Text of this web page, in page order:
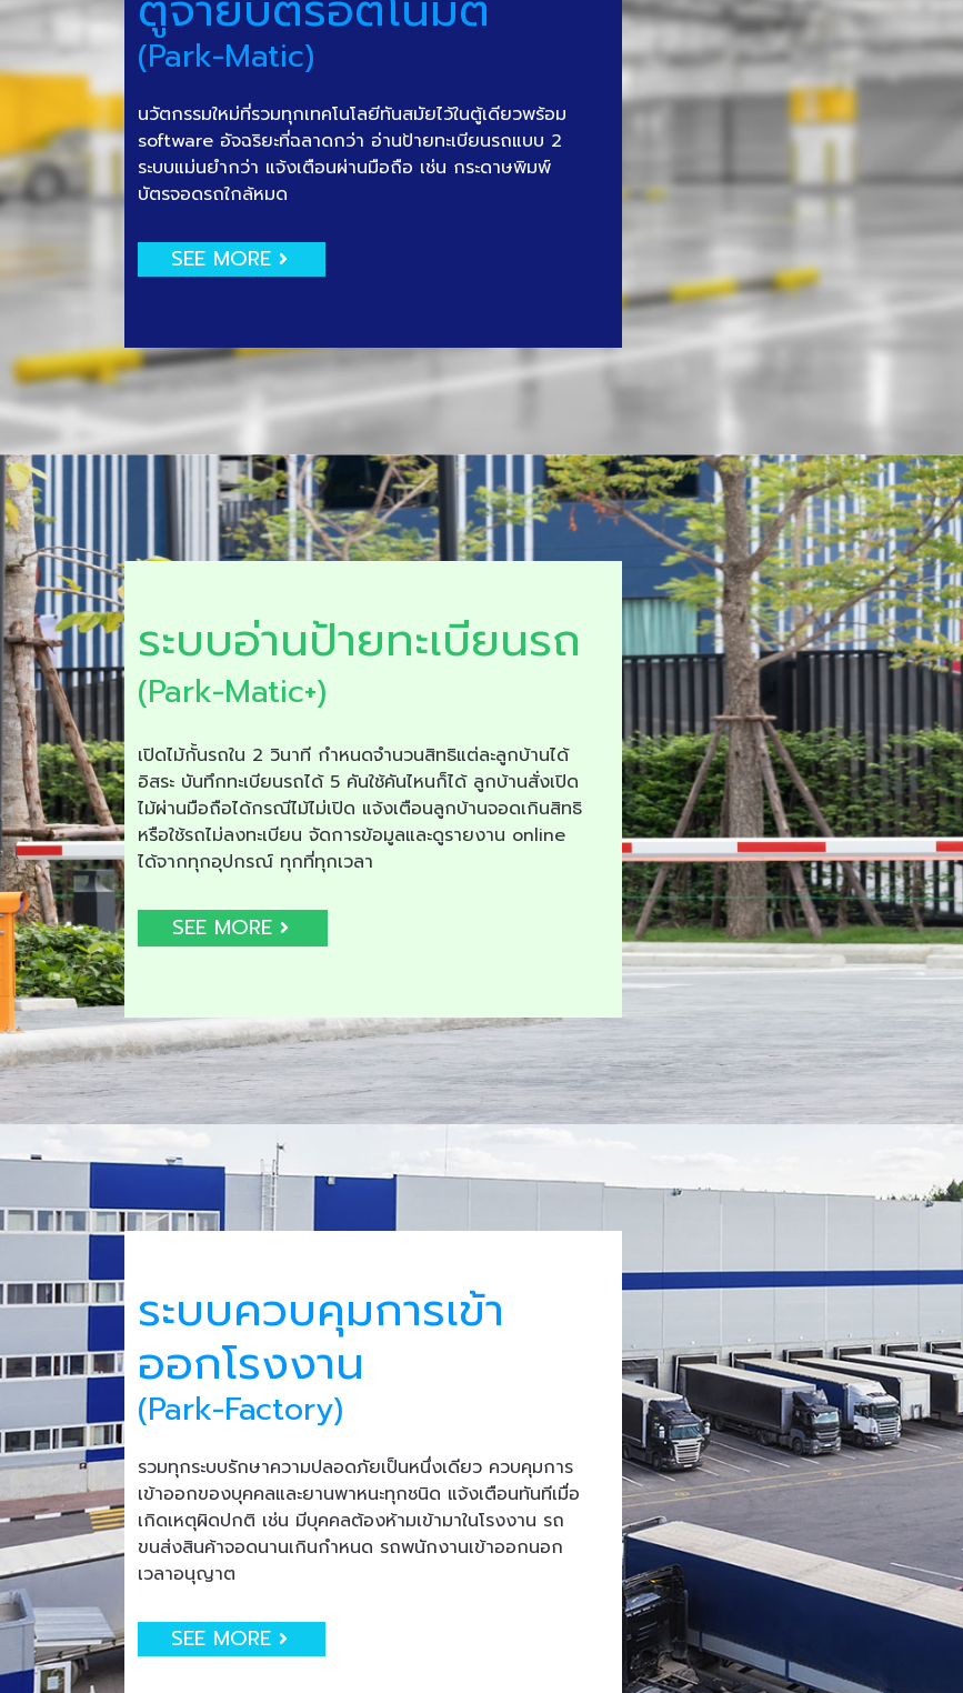
(Park-Matic)
นวัตกรรมใหม่ที่รวมทุกเทคโนโลยีทันสมัยไว้ในตู้เดียวพร้อม
software อัจฉริยะที่ฉลาดกว่า อ่านป้ายทะเบียนรถแบบ 2
ระบบแม่นยำกว่า แจ้งเตือนผ่านมือถือ เช่น กระดาษพิมพ์
บัตรจอดรถใกล้หมด
SEE MORE
ระบบอ่านป้ายทะเบียนรถ
(Park-Matic+)
เปิดไม้กั้นรถใน 2 วินาที กำหนดจำนวนสิทธิแต่ละลูกบ้านได้
อิสระ บันทึกทะเบียนรถได้ 5 คันใช้คันไหนก็ได้ ลูกบ้านสั่งเปิด
ไม้ผ่านมือถือได้กรณีไม้ไม่เปิด แจ้งเตือนลูกบ้านจอดเกินสิทธิ
หรือใช้รถไม่ลงทะเบียน จัดการข้อมูลและดูรายงาน online
ได้จากทุกอุปกรณ์ ทุกที่ทุกเวลา
SEE MORE
ระบบควบคุมการเข้า
ออกโรงงาน
(Park-Factory)
รวมทุกระบบรักษาความปลอดภัยเป็นหนึ่งเดียว ควบคุมการ
เข้าออกของบุคคลและยานพาหนะทุกชนิด แจ้งเตือนทันทีเมื่อ
เกิดเหตุผิดปกติ เช่น มีบุคคลต้องห้ามเข้ามาในโรงงาน รถ
ขนส่งสินค้าจอดนานเกินกำหนด รถพนักงานเข้าออกนอก
เวลาอนุญาต
SEE MORE